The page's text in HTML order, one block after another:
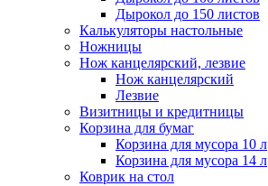
Дырокол до 150 листов
Калькуляторы настольные
Ножницы
Нож канцелярский, лезвие
Нож канцелярский
Лезвие
Визитницы и кредитницы
Корзина для бумаг
Корзина для мусора 10 л
Корзина для мусора 14 л
Коврик на стол